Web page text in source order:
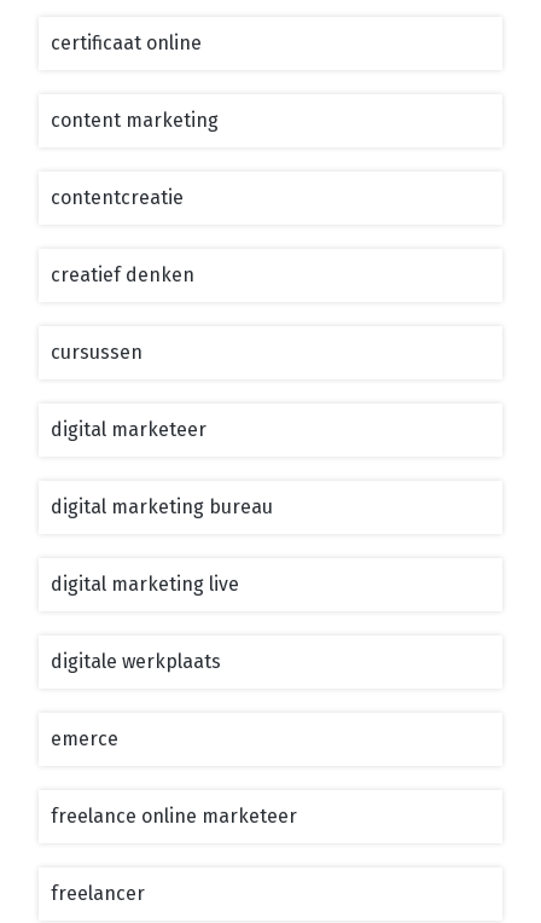
certificaat online
content marketing
contentcreatie
creatief denken
cursussen
digital marketeer
digital marketing bureau
digital marketing live
digitale werkplaats
emerce
freelance online marketeer
freelancer